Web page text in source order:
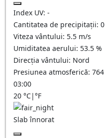
Index UV: -
Cantitatea de precipitații: 0
Viteza vântului: 5.5 m/s
Umiditatea aerului: 53.5 %
Direcția vântului: Nord
Presiunea atmosferică: 764
03:00
20 °C|°F
Slab înnorat